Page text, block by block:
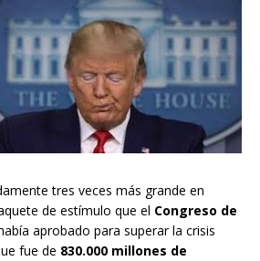
tres veces más grande en
de estímulo que el Congreso de
aprobado para superar la crisis
fue de 830.000 millones de